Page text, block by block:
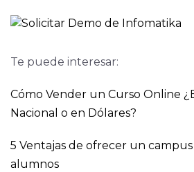
Te puede interesar:
Cómo Vender un Curso Online
Nacional o en Dólares?
5 Ventajas de ofrecer un
alumnos